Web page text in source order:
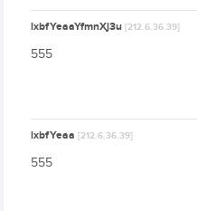
lxbfYeaaYfmnXj3u[212.6.36.39]
555
lxbfYeaa[212.6.36.39]
555